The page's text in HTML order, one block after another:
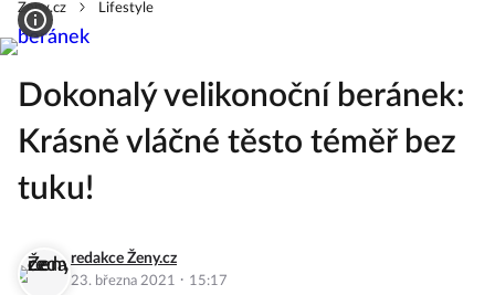
Zeny.cz Lifestyle
Dokonalý velikonoční beránek:
Krásně vláčné těsto téměř bez
tuku!
redakce Ženy.cz
23. března 2021 · 15:17